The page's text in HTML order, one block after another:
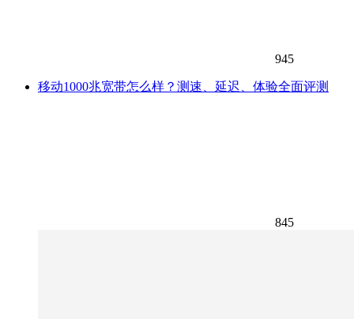
945
移动1000兆宽带怎么样？测速、延迟、体验全面评测
845